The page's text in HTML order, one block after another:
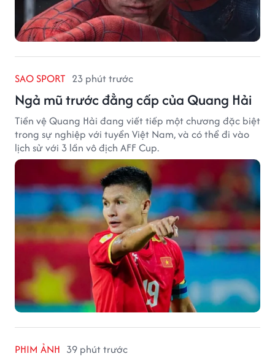
SAO SPORT 23 phút trước
Ngả mũ trước đẳng cấp của Quang Hải
Tiền vệ Quang Hải đang viết tiếp một chương đặc biệt
trong sự nghiệp với tuyển Việt Nam, và có thể đi vào
lịch sử với 3 lần vô địch AFF Cup.
PHIM ẢNH 39 phút trước